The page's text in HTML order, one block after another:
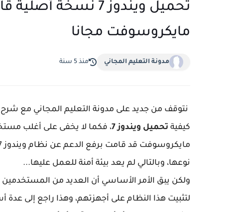
تحميل ويندوز 7
مايكروسوفت مجانا
مدونة التعليم المجاني منذ 5 سنة
نتوقف من جديد على مدونة التعليم المجاني مع
كيفية تحميل ويندوز 7
نوعها، وبالتالي لم يعد بيئة أمنة للعمل عليها...
ولكن يبق الأمر الأساسي أن العديد من
لتثبيت هذا النظام على أجهزتهم، وهذا راجع إلى